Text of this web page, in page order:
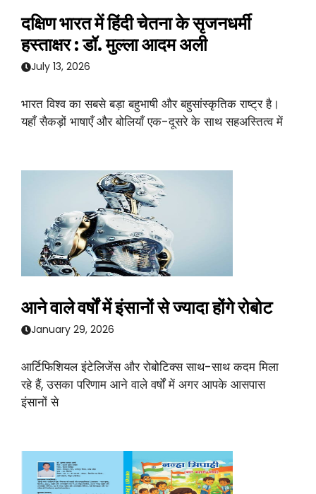
दक्षिण भारत में हिंदी चेतना के सृजनधर्मी
हस्ताक्षर : डॉ. मुल्ला आदम अली
July 13, 2026
भारत विश्व का सबसे बड़ा बहुभाषी और बहुसांस्कृतिक राष्ट्र है।
यहाँ सैकड़ों भाषाएँ और बोलियाँ एक-दूसरे के साथ सहअस्तित्व में
आने वाले वर्षों में इंसानों से ज्यादा होंगे रोबोट
January 29, 2026
आर्टिफिशियल इंटेलिजेंस और रोबोटिक्स साथ-साथ कदम मिला
रहे हैं, उसका परिणाम आने वाले वर्षों में अगर आपके आसपास
इंसानों से